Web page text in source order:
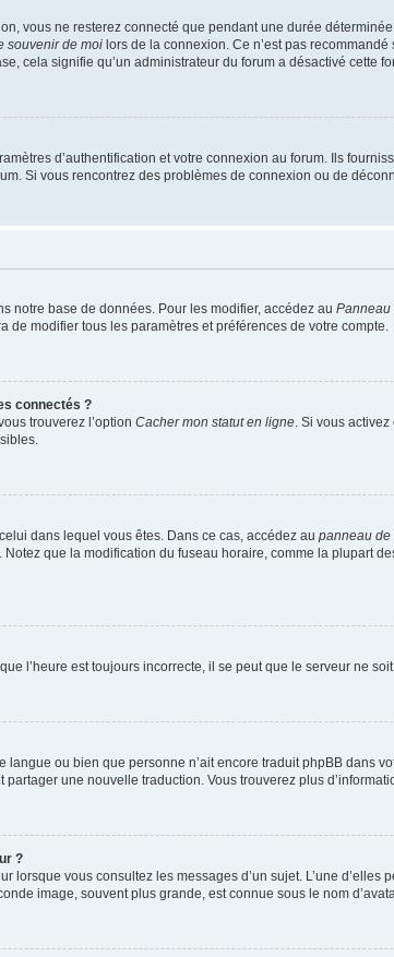
vous ne resterez connecté que pendant une durée
souvenir de moi lors de la connexion. Ce n’est pas
cela signifie qu’un administrateur du forum a désactivé cette
d’authentification et votre connexion au forum. Ils
Si vous rencontrez des problèmes de connexion ou de
notre base de données. Pour les modifier, accédez au Panneau
modifier tous les paramètres et préférences de votre compte.
connectés ?
trouverez l’option Cacher mon statut en ligne . Si vous
dans lequel vous êtes. Dans ce cas, accédez au panneau de
que la modification du fuseau horaire, comme la plupart
l’heure est toujours incorrecte, il se peut que le serveur ne
langue ou bien que personne n’ait encore traduit phpBB dans
une nouvelle traduction. Vous trouverez plus
?
lorsque vous consultez les messages d’un sujet. L’une
image, souvent plus grande, est connue sous le nom